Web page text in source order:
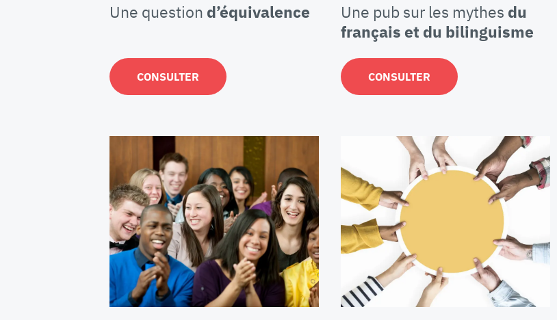
Une question d’équivalence
CONSULTER
Une pub sur les mythes du
français et du bilinguisme
CONSULTER